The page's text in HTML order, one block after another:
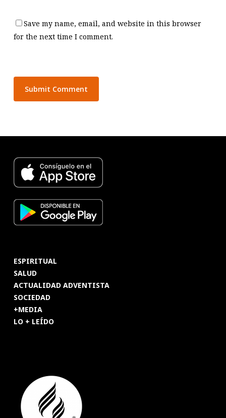
Save my name, email, and website in this browser
for the next time I comment.
ESPIRITUAL
SALUD
ACTUALIDAD ADVENTISTA
SOCIEDAD
+MEDIA
LO + LEÍDO